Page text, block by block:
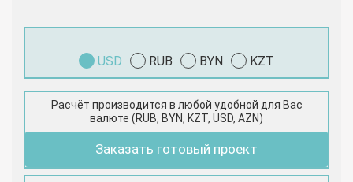
USD RUB BYN KZT
Расчёт производится в любой удобной для Вас
валюте (RUB, BYN, KZT, USD, AZN)
Заказать готовый проект